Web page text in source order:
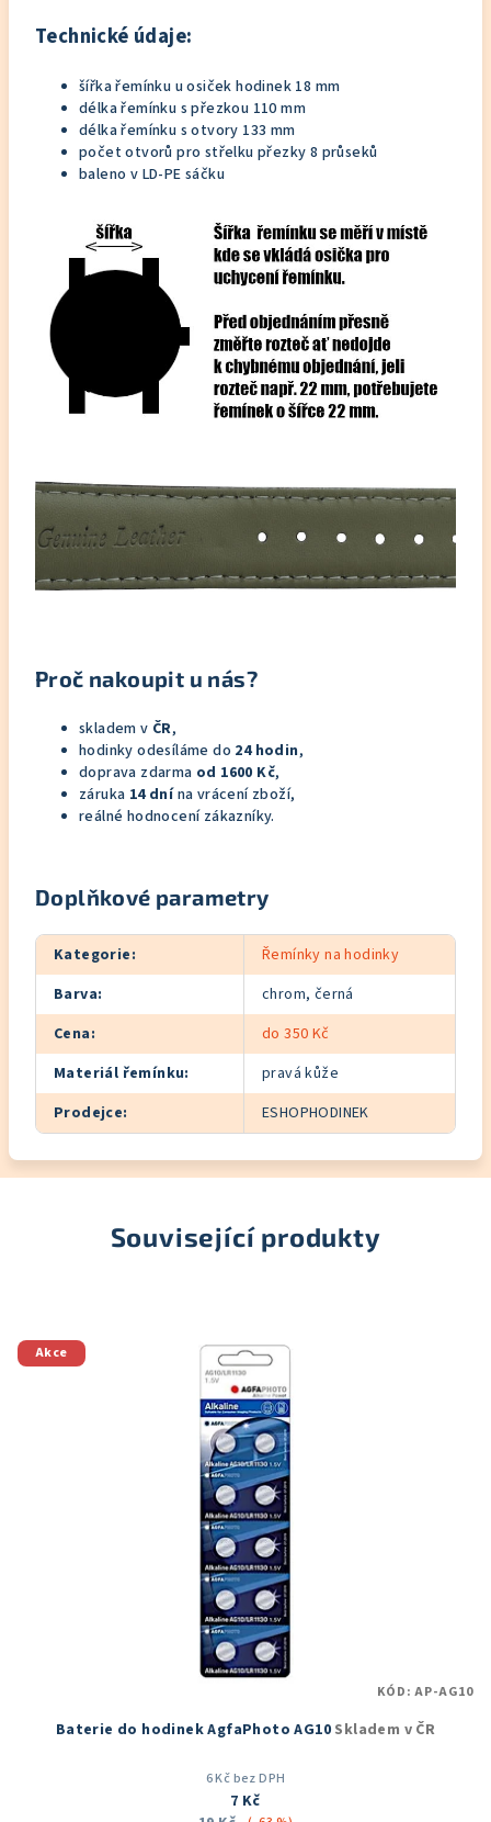
Technické údaje:
šířka řemínku u osiček hodinek 18 mm
délka řemínku s přezkou 110 mm
délka řemínku s otvory 133 mm
počet otvorů pro střelku přezky 8 průseků
baleno v LD-PE sáčku
Proč nakoupit u nás?
skladem v ČR,
hodinky odesíláme do 24 hodin,
doprava zdarma od 1600 Kč,
záruka 14 dnína vrácení zboží,
reálné hodnocení zákazníky.
Doplňkové parametry
Kategorie:
Řemínky na hodinky
Barva:
chrom, černá
Cena:
do 350 Kč
Materiál řemínku:
pravá kůže
Prodejce: ESHOPHODINEK
Související produkty
Akce
Baterie do hodinek AgfaPhoto AG10 Skladem v ČR
6 Kč bez DPH
7 Kč
KÓD:AP-AG10